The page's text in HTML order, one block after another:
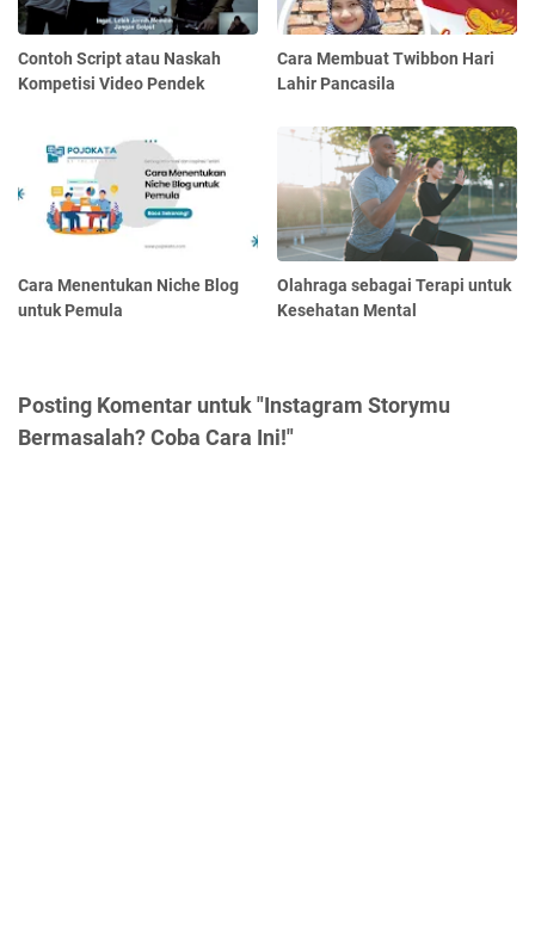
Contoh Script atau Naskah
Kompetisi Video Pendek
Cara Membuat Twibbon Hari
Lahir Pancasila
Cara Menentukan Niche Blog
untuk Pemula
Olahraga sebagai Terapi untuk
Kesehatan Mental
Posting Komentar untuk "Instagram Storymu
Bermasalah? Coba Cara Ini!"